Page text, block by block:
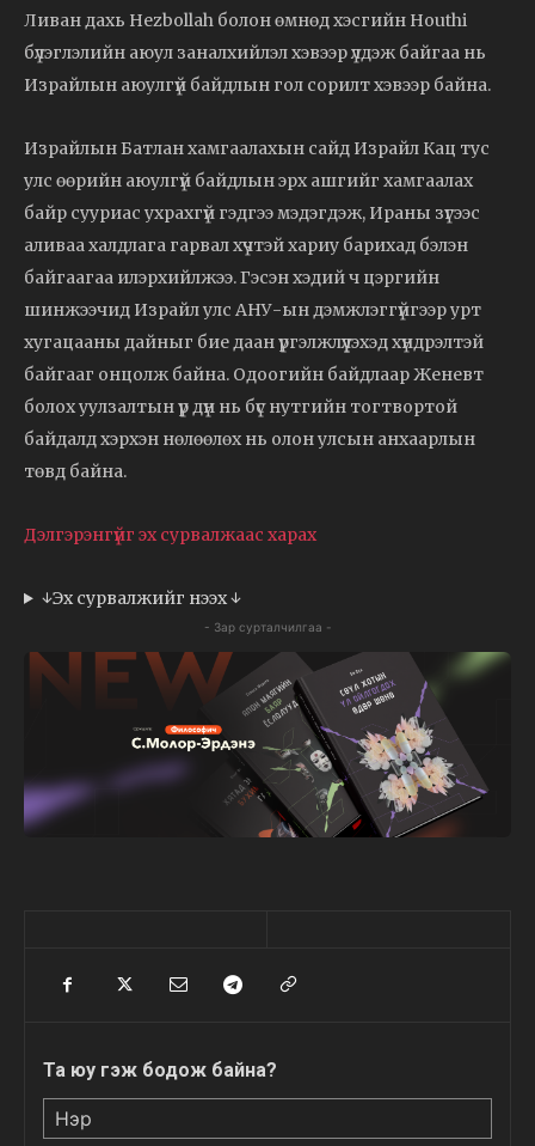
Ливан дахь Hezbollah болон өмнөд хэсгийн Houthi
бүлэглэлийн аюул заналхийлэл хэвээр үлдэж байгаа нь
Израйлын аюулгүй байдлын гол сорилт хэвээр байна.
Израйлын Батлан хамгаалахын сайд Израйл Кац тус
улс өөрийн аюулгүй байдлын эрх ашгийг хамгаалах
байр сууриас ухрахгүй гэдгээ мэдэгдэж, Ираны зүгээс
аливаа халдлага гарвал хүчтэй хариу барихад бэлэн
байгаагаа илэрхийлжээ. Гэсэн хэдий ч цэргийн
шинжээчид Израйл улс АНУ-ын дэмжлэггүйгээр урт
хугацааны дайныг бие даан үргэлжлүүлэхэд хүндрэлтэй
байгааг онцолж байна. Одоогийн байдлаар Женевт
болох уулзалтын үр дүн нь бүс нутгийн тогтвортой
байдалд хэрхэн нөлөөлөх нь олон улсын анхаарлын
төвд байна.
Дэлгэрэнгүйг эх сурвалжаас харах
↓Эх сурвалжийг нээх ↓
- Зар сурталчилгаа -
Та юу гэж бодож байна?